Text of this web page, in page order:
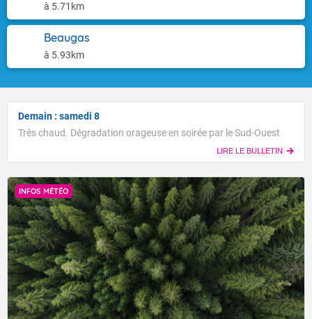
à 5.71km
Beaugas
à 5.93km
Demain : samedi 8
Très chaud. Dégradation orageuse en soirée par le Sud-Ouest
LIRE LE BULLETIN
INFOS MÉTÉO